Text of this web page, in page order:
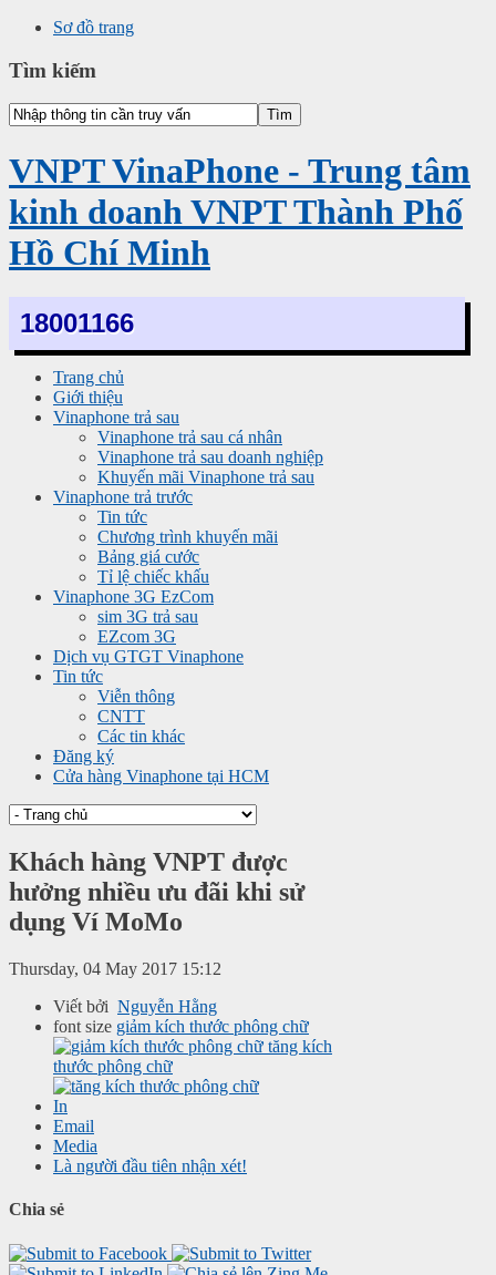
Sơ đồ trang
Tìm kiếm
VNPT VinaPhone - Trung tâm
kinh doanh VNPT Thành Phố
Hồ Chí Minh
18001166
Trang chủ
Giới thiệu
Vinaphone trả sau
Vinaphone trả sau cá nhân
Vinaphone trả sau doanh nghiệp
Khuyến mãi Vinaphone trả sau
Vinaphone trả trước
Tin tức
Chương trình khuyến mãi
Bảng giá cước
Tỉ lệ chiếc khấu
Vinaphone 3G EzCom
sim 3G trả sau
EZcom 3G
Dịch vụ GTGT Vinaphone
Tin tức
Viễn thông
CNTT
Các tin khác
Đăng ký
Cửa hàng Vinaphone tại HCM
Khách hàng VNPT được
hưởng nhiều ưu đãi khi sử
dụng Ví MoMo
Thursday, 04 May 2017 15:12
Viết bởi Nguyễn Hằng
font size giảm kích thước phông chữ
tăng kích
thước phông chữ
In
Email
Media
Là người đầu tiên nhận xét!
Chia sẻ